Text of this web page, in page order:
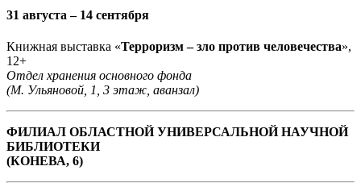
31 августа – 14 сентября
Книжная выставка «Терроризм – зло против человечества»,
12+
Отдел хранения основного фонда
(М. Ульяновой, 1, 3 этаж, аванзал)
ФИЛИАЛ ОБЛАСТНОЙ УНИВЕРСАЛЬНОЙ НАУЧНОЙ
БИБЛИОТЕКИ
(КОНЕВА, 6)